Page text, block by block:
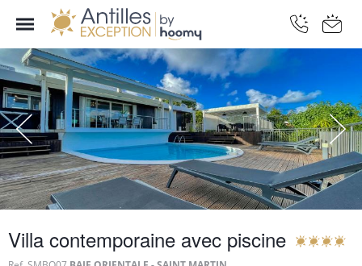
Villa contemporaine avec piscine